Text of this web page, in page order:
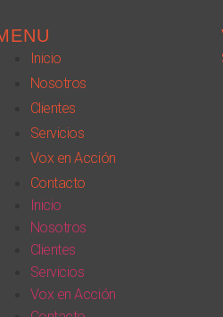
Inicio
Nosotros
Clientes
Servicios
Vox en Acción
Contacto
Inicio
Nosotros
Clientes
Servicios
Vox en Acción